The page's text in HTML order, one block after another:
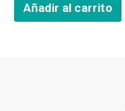
Añadir al carrito